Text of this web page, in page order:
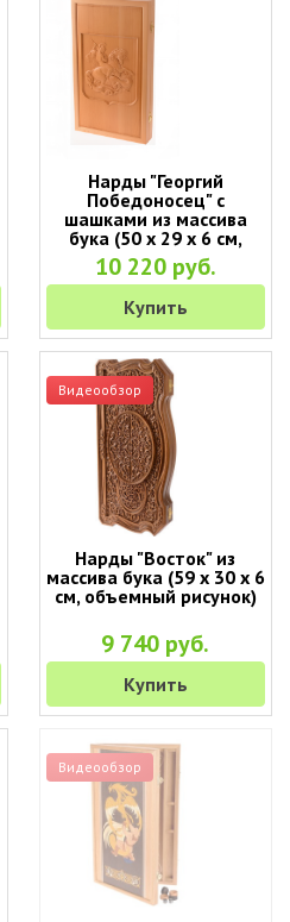
Нарды "Георгий
Победоносец" с
шашками из массива
бука (50 x 29 x 6 см,
объемный рисунок)
10 220 руб.
Купить
Видеообзор
Нарды "Восток" из
массива бука (59 x 30 x 6
см, объемный рисунок)
9 740 руб.
Купить
Видеообзор